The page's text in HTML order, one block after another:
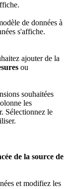
de données à
s'affiche.
ajouter de la
ou
souhaitées
les
Sélectionnez le
de la source de
et modifiez les